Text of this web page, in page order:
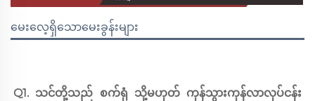
မေးလေ့ရှိသောမေးခွန်းများ
Q1. သင်တို့သည် စက်ရုံ သို့မဟုတ် ကုန်သွားကုန်လာလုပ်ငန်း